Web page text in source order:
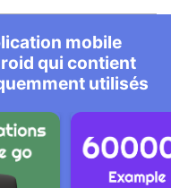
mobile
qui contient
utilisés